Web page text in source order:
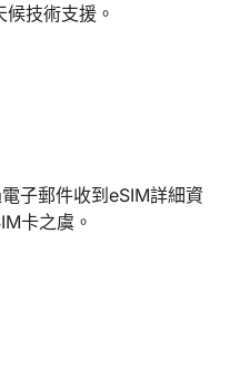
技術支援。
子郵件收到eSIM詳細資
卡之虞。